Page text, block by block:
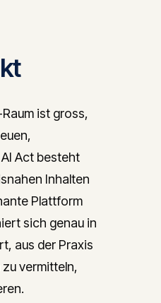
ist gross,
Act besteht
Inhalten
Plattform
sich genau in
aus der Praxis
vermitteln,